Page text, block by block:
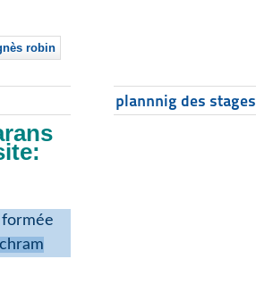
robin
formée
plannnig des stages